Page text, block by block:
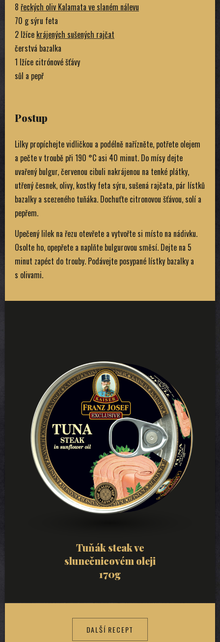
8 řeckých oliv Kalamata ve slaném nálevu
70 g sýru feta
2 lžíce krájených sušených rajčat
čerstvá bazalka
1 lžíce citrónové šťávy
sůl a pepř
Postup
Lilky propíchejte vidličkou a podélně nařízněte, potřete olejem
a pečte v troubě při 190 °C asi 40 minut. Do mísy dejte
uvařený bulgur, červenou cibuli nakrájenou na tenké plátky,
utřený česnek, olivy, kostky feta sýru, sušená rajčata, pár lístků
bazalky a scezeného tuňáka. Dochuťte citronovou šťávou, solí a
pepřem.
Upečený lilek na řezu otevřete a vytvořte si místo na nádivku.
Osolte ho, opepřete a naplňte bulgurovou směsí. Dejte na 5
minut zapéct do trouby. Podávejte posypané lístky bazalky a
s olivami.
Tuňák steak ve
slunečnicovém oleji
170g
DALŠÍ RECEPT